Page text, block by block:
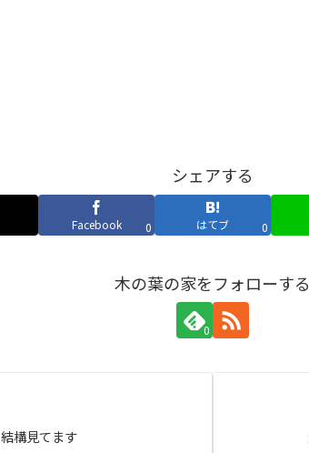
シェアする
Facebook 0 はてブ 0
木の葉の家をフォローする
0
結構見てます